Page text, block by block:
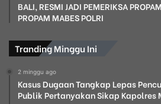
BALI, RESMI JADI PEMERIKSA
PROPAM MABES POLRI
Tranding Minggu Ini
2 minggu ago
Kasus Dugaan Tangkap Lepas
Publik Pertanyakan Sikap Kapolres